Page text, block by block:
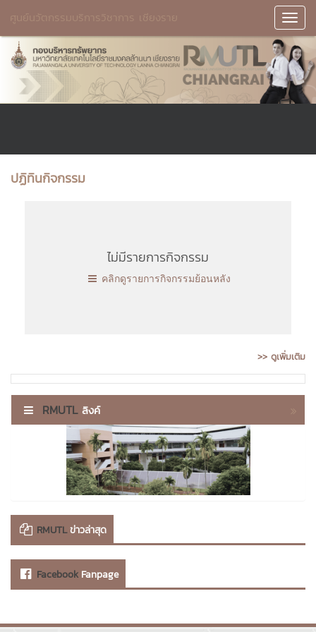
ศูนย์นวัตกรรมบริการวิชาการ เชียงราย
ปฏิทินกิจกรรม
ไม่มีรายการกิจกรรม
คลิกดูรายการกิจกรรมย้อนหลัง
>> ดูเพิ่มเติม
RMUTL ลิงค์
RMUTLข่าวล่าสุด
Facebook Fanpage